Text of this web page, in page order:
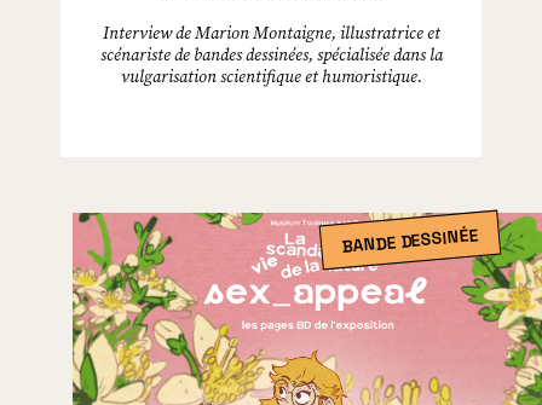
Interview de Marion Montaigne, illustratrice et
scénariste de bandes dessinées, spécialisée dans la
vulgarisation scientifique et humoristique.
BANDE DESSINÉE